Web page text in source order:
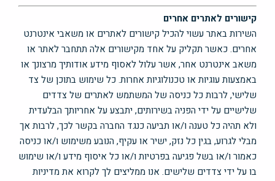
קישורים לאתרים אחרים
השירות באתר עשוי להכיל קישורים לאתרים או משאבי אינטרנט
אחרים. כאשר תקליק על אחד מקישורים אלה תתחבר לאתר או
משאב אינטרנט אחר, אשר עלול לאסוף מידע אודותיך מרצונך או
באמצעות עוגיות או טכנולוגיות אחרות. כל שימוש בתוכן של צד
שלישי, לרבות כל כניסה של המשתמש לאתרים של צדדים
שלישיים על ידי הפניה בשירותים, יתבצע על אחריותך הבלעדית
ולא תהיה כל טענה ו/או תביעה כנגד החברה בקשר לכך, לרבות אך
מבלי לגרוע, בגין כל נזק, ישיר או עקיף, הנובע משימוש ו/או כניסה
כאמור ו/או בשל פגיעה בפרטיות ו/או כל איסוף מידע ו/או שימוש
בו על ידי צדדים שלישים. אנו ממליצים לך לקרוא את מדיניות